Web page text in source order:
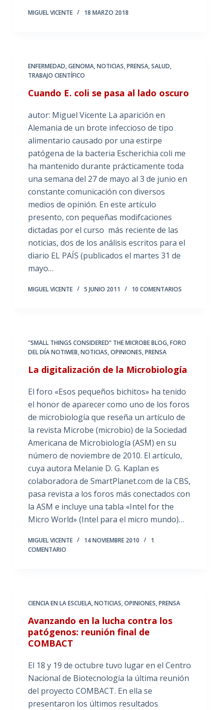
MIGUEL VICENTE 18 MARZO 2018
ENFERMEDAD,GENOMA,NOTICIAS,PRENSA,SALUD,
TRABAJO CIENTÍFICO
Cuando E. coli se pasa al lado oscuro
autor: Miguel Vicente La aparición en
Alemania de un brote infeccioso de tipo
alimentario causado por una estirpe
patógena de la bacteria Escherichia coli me
ha mantenido durante prácticamente toda
una semana del 27 de mayo al 3 de junio en
constante comunicación con diversos
medios de opinión. En este artículo
presento, con pequeñas modifcaciones
dictadas por el curso más reciente de las
noticias, dos de los análisis escritos para el
diario EL PAÍS (publicados el martes 31 de
mayo…
MIGUEL VICENTE 5 JUNIO 2011 10 COMENTARIOS
"SMALL THINGS CONSIDERED” THE MICROBE BLOG,FORO
DEL DÍA NOTIWEB,NOTICIAS,OPINIONES,PRENSA
La digitalización de la Microbiología
El foro «Esos pequeños bichitos» ha tenido
el honor de aparecer como uno de los foros
de microbiología que reseña un artículo de
la revista Microbe (microbio) de la Sociedad
Americana de Microbiología (ASM) en su
número de noviembre de 2010. El artículo,
cuya autora Melanie D. G. Kaplan es
colaboradora de SmartPlanet.com de la CBS,
pasa revista a los foros más conectados con
la ASM e incluye una tabla «Intel for the
Micro World» (Intel para el micro mundo)…
MIGUEL VICENTE 14 NOVIEMBRE 2010
1
COMENTARIO
CIENCIA EN LA ESCUELA,NOTICIAS,OPINIONES,PRENSA
Avanzando en la lucha contra los
patógenos: reunión final de
COMBACT
El 18 y 19 de octubre tuvo lugar en el Centro
Nacional de Biotecnología la última reunión
del proyecto COMBACT. En ella se
presentaron los últimos resultados